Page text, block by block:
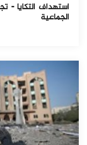
استهداف التكايا -
الجماعية